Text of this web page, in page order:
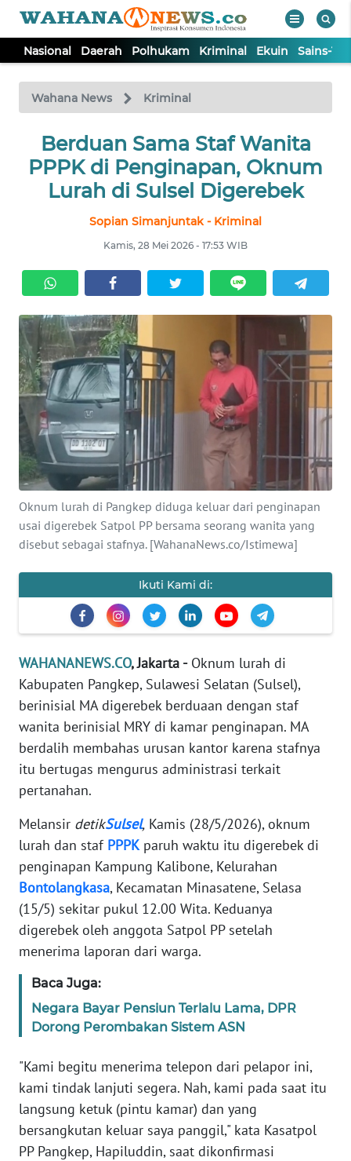
Nasional Daerah Polhukam Kriminal Ekuin Sains-
Wahana News Kriminal
Berduan Sama Staf Wanita
PPPK di Penginapan, Oknum
Lurah di Sulsel Digerebek
Sopian Simanjuntak - Kriminal
Kamis, 28 Mei 2026 - 17:53 WIB
Oknum lurah di Pangkep diduga keluar dari penginapan
usai digerebek Satpol PP bersama seorang wanita yang
disebut sebagai stafnya. [WahanaNews.co/Istimewa]
Ikuti Kami di:
WAHANANEWS.CO, Jakarta -Oknum lurah di
Kabupaten Pangkep, Sulawesi Selatan (Sulsel),
berinisial MA digerebek berduaan dengan staf
wanita berinisial MRY di kamar penginapan. MA
berdalih membahas urusan kantor karena stafnya
itu bertugas mengurus administrasi terkait
pertanahan.
Melansir detikSulsel, Kamis (28/5/2026), oknum
lurah dan staf PPPKparuh waktu itu digerebek di
penginapan Kampung Kalibone, Kelurahan
Bontolangkasa, Kecamatan Minasatene, Selasa
(15/5) sekitar pukul 12.00 Wita. Keduanya
digerebek oleh anggota Satpol PP setelah
menerima laporan dari warga.
Baca Juga:
Negara Bayar Pensiun Terlalu Lama, DPR
Dorong Perombakan Sistem ASN
"Kami begitu menerima telepon dari pelapor ini,
kami tindak lanjuti segera. Nah, kami pada saat itu
langsung ketuk (pintu kamar) dan yang
bersangkutan keluar saya panggil," kata Kasatpol
PP Pangkep, Hapiluddin, saat dikonfirmasi
TV
Tutup
NASIONAL
DAERAH
KRIMINAL
EKUIN
SAINS-TEKNO
KESEHATAN
INTERNASIONAL
SERBA-SERBI
PENDIDIKAN
EDITORIAL
Informasi
INDEKS
KAMI
IKLAN
TENTANG
KAMI
PEDOMAN
MEDIA
SIBER
KARIR
DISCLAIMER